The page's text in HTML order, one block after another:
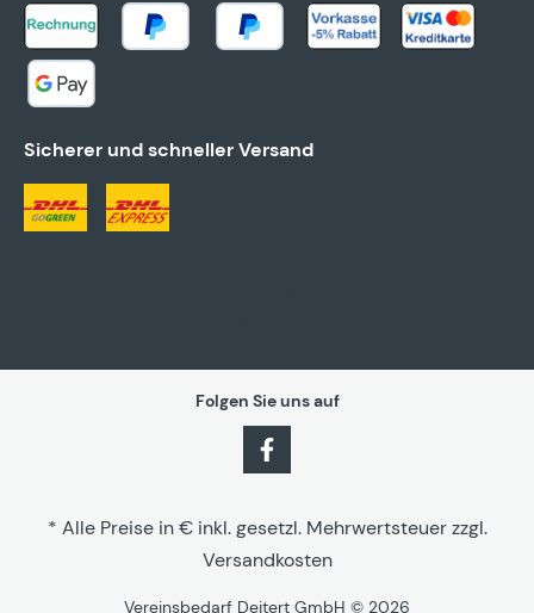
Sicherer und schneller Versand
Folgen Sie uns auf
* Alle Preise in € inkl. gesetzl. Mehrwertsteuer zzgl.
Versandkosten
Vereinsbedarf Deitert GmbH © 2026